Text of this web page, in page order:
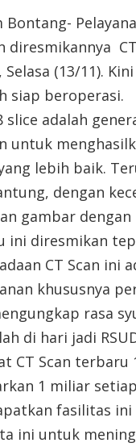
diresmikannya
Selasa (13/11).
siap beroperasi.
slice adalah
untuk
lebih baik.
dengan
gambar
ini diresmikan
CT Scan
khususnya
rasa
di hari jadi
CT Scan terbaru
1 miliar
fasilitas
ini untuk